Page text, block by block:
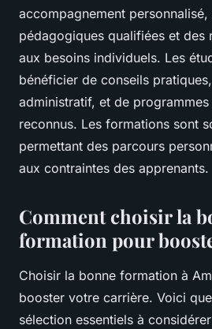
accompagnement
pédagogiques qualifiées et des
aux besoins individuels. Les
bénéficier de conseils
administratif, et de
reconnus. Les formations sont
permettant des parcours
aux contraintes des apprenants.
Comment choisir la
formation pour
Choisir la bonne formation à
booster votre carrière. Voici
sélection essentiels à